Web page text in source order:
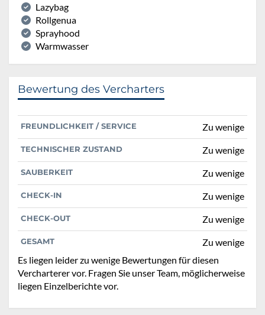
Lazybag
Rollgenua
Sprayhood
Warmwasser
Bewertung des Vercharters
FREUNDLICHKEIT / SERVICE Zu wenige
TECHNISCHER ZUSTAND Zu wenige
SAUBERKEIT Zu wenige
CHECK-IN Zu wenige
CHECK-OUT Zu wenige
GESAMT
Zu wenige
Es liegen leider zu wenige Bewertungen für diesen
Vercharterer vor. Fragen Sie unser Team, möglicherweise
liegen Einzelberichte vor.